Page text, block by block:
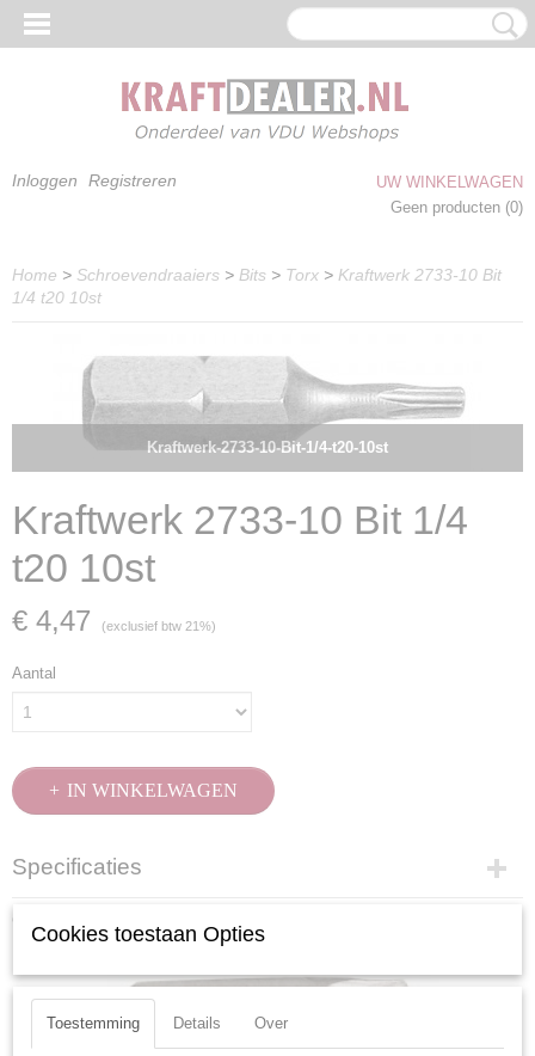
Inloggen Registreren
UW WINKELWAGEN
Geen producten (0)
Home > Schroevendraaiers > Bits > Torx > Kraftwerk 2733-10 Bit
1/4 t20 10st
Kraftwerk-2733-10-Bit-1/4-t20-10st
Kraftwerk 2733-10 Bit 1/4
t20 10st
€ 4,47 (exclusief btw 21%)
Aantal
IN WINKELWAGEN
Specificaties
2733-10
Productcode leverancier
Ook interessant
Cookies toestaan Opties
Toestemming Details Over